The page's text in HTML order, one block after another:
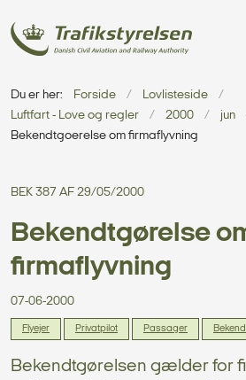
Du er her: Forside
Lovlisteside
Luftfart - Love og regler
2000
jun
Bekendtgoerelse om firmaflyvning
BEK 387 AF 29/05/2000
Bekendtgørelse
firmaflyvning
07-06-2000
Flyejer Privatpilot Passager
Bekendtgørelsen gælder for